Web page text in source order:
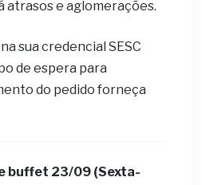
atrasos e aglomerações.
sua credencial SESC
de espera para
do pedido forneça
buffet 23/09 (Sexta-